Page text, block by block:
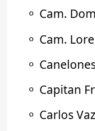
⚬ Cam.
⚬ Cam.
⚬
⚬ Capitan
⚬ Carlos